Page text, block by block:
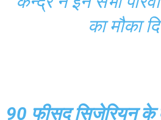
का मौका
90 फीसद सिजेरियन के